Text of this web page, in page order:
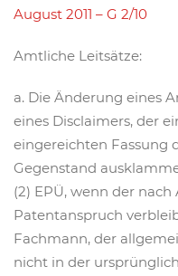
August 2011 – G 2/10
Amtliche Leitsätze:
a. Die Änderung eines
eines Disclaimers, der
eingereichten Fassung
Gegenstand
(2) EPÜ, wenn der
Patentanspruch
Fachmann, der
nicht in der